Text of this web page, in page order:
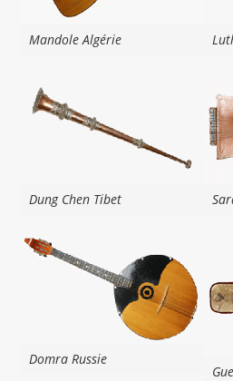
Mandole Algérie
Dung Chen Tibet
Domra Russie